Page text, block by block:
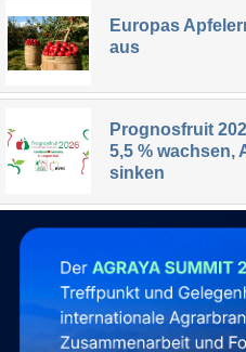
Europas
aus
Prognosfruit
5,5 % wachsen,
sinken